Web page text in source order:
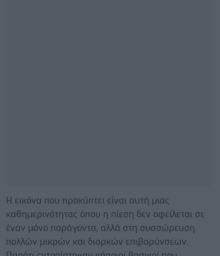
Η εικόνα που προκύπτει είναι αυτή μιας
καθημερινότητας όπου η πίεση δεν οφείλεται σε
έναν μόνο παράγοντα, αλλά στη συσσώρευση
πολλών μικρών και διαρκών επιβαρύνσεων.